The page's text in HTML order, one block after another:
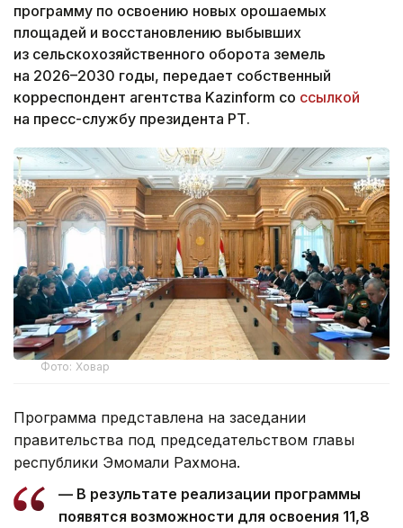
программу по освоению новых орошаемых
площадей и восстановлению выбывших
из сельскохозяйственного оборота земель
на 2026–2030 годы, передает собственный
корреспондент агентства Kazinform со ссылкой
на пресс-службу президента РТ.
Фото: Ховар
Программа представлена на заседании
правительства под председательством главы
республики Эмомали Рахмона.
— В результате реализации программы
появятся возможности для освоения 11,8